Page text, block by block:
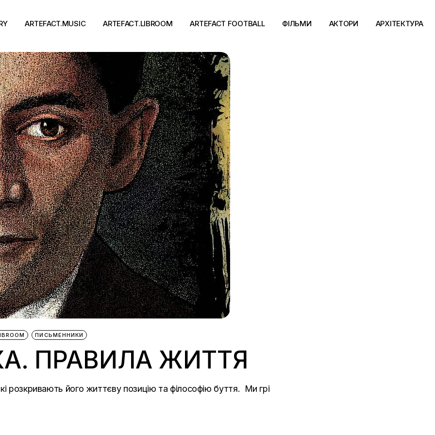
ARTEFACT.MUSIC
Виконавці
Альбоми
Концерти
ARTEFACT.LIBROOM
Письменники
Події
ARTEFACT FOOTBALL ФІЛЬМИ АКТОРИ АРХІТЕКТУРА
ПИСЬМЕННИКИ
ПРАВИЛА ЖИТТЯ
розкривають його життєву позицію та філософію буття. Ми грі